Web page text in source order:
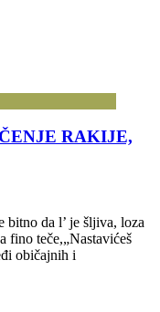
RAKIJE,
bitno da l’ je šljiva, loza
fino teče,„Nastavićeš
običajnih i